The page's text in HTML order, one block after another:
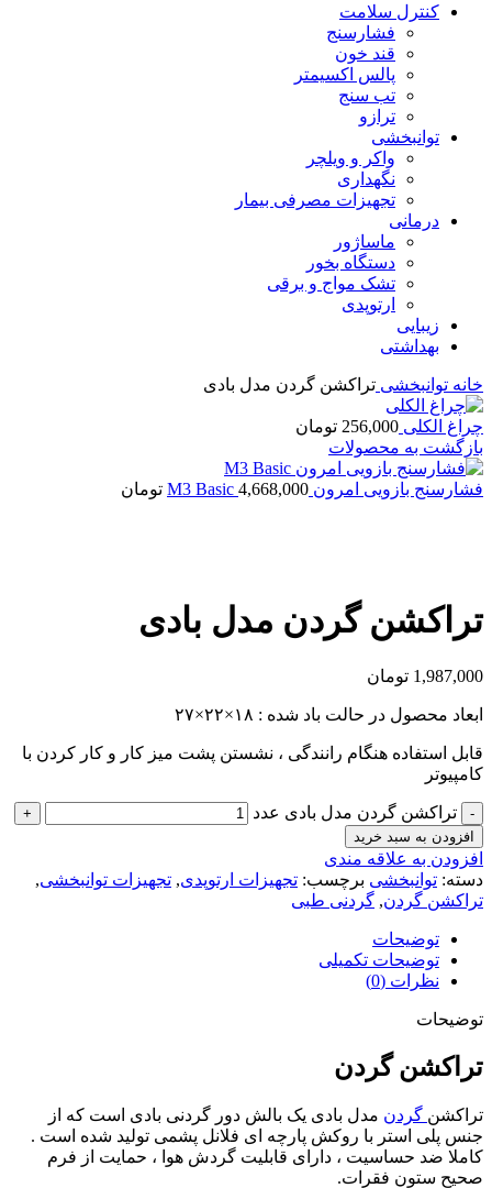
کنترل سلامت
فشارسنج
قند خون
پالس اکسیمتر
تب سنج
ترازو
توانبخشی
واکر و ویلچر
نگهداری
تجهیزات مصرفی بیمار
درمانی
ماساژور
دستگاه بخور
تشک مواج و برقی
ارتوپدی
زیبایی
بهداشتی
خانه توانبخشی تراکشن گردن مدل بادی
چراغ الکلی 256,000 تومان
بازگشت به محصولات
فشارسنج بازویی امرون M3 Basic 4,668,000 تومان
تراکشن گردن مدل بادی
1,987,000 تومان
ابعاد محصول در حالت باد شده : ۱۸×۲۲×۲۷
قابل استفاده هنگام رانندگی ، نشستن پشت میز کار و کار کردن با
کامپیوتر
تراکشن گردن مدل بادی عدد
افزودن به سبد خرید
افزودن به علاقه مندی
دسته: توانبخشی برچسب: تجهیزات ارتوپدی, تجهیزات توانبخشی,
تراکشن گردن, گردنی طبی
توضیحات
توضیحات تکمیلی
نظرات (0)
توضیحات
تراکشن گردن
تراکشن گردن مدل بادی یک بالش دور گردنی بادی است که از
جنس پلی استر با روکش پارچه ای فلانل پشمی تولید شده است .
کاملا ضد حساسیت ، دارای قابلیت گردش هوا ، حمایت از فرم
صحیح ستون فقرات.